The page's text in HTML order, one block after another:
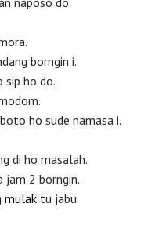
borngin i.
sip ho do.
ho sude namasa i.
di ho masalah.
jam 2 borngin.
mulak tu jabu.